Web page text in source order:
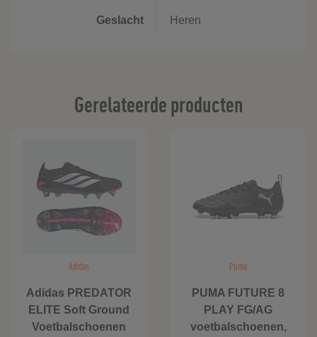
Geslacht Heren
Gerelateerde producten
Adidas
Adidas PREDATOR
ELITE Soft Ground
Voetbalschoenen
Puma
PUMA FUTURE 8
PLAY FG/AG
voetbalschoenen,